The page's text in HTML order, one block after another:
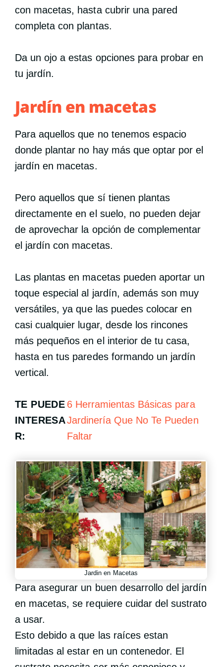
con macetas, hasta cubrir una pared
completa con plantas.
Da un ojo a estas opciones para probar en
tu jardín.
Jardín en macetas
Para aquellos que no tenemos espacio
donde plantar no hay más que optar por el
jardín en macetas.
Pero aquellos que sí tienen plantas
directamente en el suelo, no pueden dejar
de aprovechar la opción de complementar
el jardín con macetas.
Las plantas en macetas pueden aportar un
toque especial al jardín, además son muy
versátiles, ya que las puedes colocar en
casi cualquier lugar, desde los rincones
más pequeños en el interior de tu casa,
hasta en tus paredes formando un jardín
vertical.
TE PUEDE
INTERESA
R:
6 Herramientas Básicas para
Jardinería Que No Te Pueden
Faltar
Jardin en Macetas
Para asegurar un buen desarrollo del jardín
en macetas, se requiere cuidar del sustrato
a usar.
Esto debido a que las raíces estan
limitadas al estar en un contenedor. El